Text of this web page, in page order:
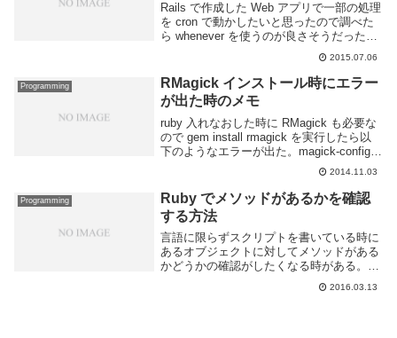
Rails で作成した Web アプリで一部の処理
を cron で動かしたいと思ったので調べた
ら whenever を使うのが良さそうだったの
でやってみた。この readme 通りにやれば
動くがメモ代わりに残しておく。whenever
のイ...
2015.07.06
Programming
RMagick インストール時にエラー
が出た時のメモ
ruby 入れなおした時に RMagick も必要な
ので gem install rmagick を実行したら以
下のようなエラーが出た。magick-config
が無いらしい。これを解決するには2014.11.03
Programming
Ruby でメソッドがあるかを確認
する方法
言語に限らずスクリプトを書いている時に
あるオブジェクトに対してメソッドがある
かどうかの確認がしたくなる時がある。
Ruby ではメソッドがあるかどうかの確認
をするには respond_to? を使用する。標準
2016.03.13